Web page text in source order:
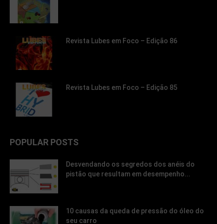
Revista Lubes em Foco – Edição 86
Revista Lubes em Foco – Edição 85
POPULAR POSTS
Desvendando os segredos dos anéis do
pistão que resultam em desempenho...
10 causas da queda de pressão do óleo do
seu carro